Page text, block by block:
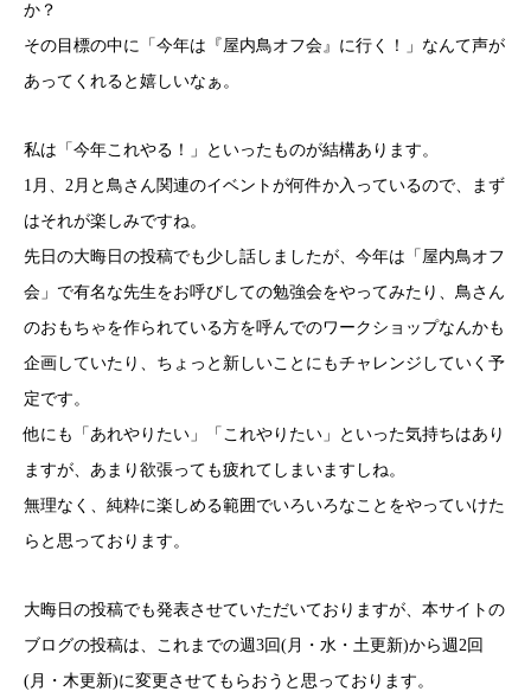
か？
その目標の中に「今年は『屋内鳥オフ会』に行く！」なんて声が
あってくれると嬉しいなぁ。
私は「今年これやる！」といったものが結構あります。
1月、2月と鳥さん関連のイベントが何件か入っているので、まず
はそれが楽しみですね。
先日の大晦日の投稿でも少し話しましたが、今年は「屋内鳥オフ
会」で有名な先生をお呼びしての勉強会をやってみたり、鳥さん
のおもちゃを作られている方を呼んでのワークショップなんかも
企画していたり、ちょっと新しいことにもチャレンジしていく予
定です。
他にも「あれやりたい」「これやりたい」といった気持ちはあり
ますが、あまり欲張っても疲れてしまいますしね。
無理なく、純粋に楽しめる範囲でいろいろなことをやっていけた
らと思っております。
大晦日の投稿でも発表させていただいておりますが、本サイトの
ブログの投稿は、これまでの週3回(月・水・土更新)から週2回
(月・木更新)に変更させてもらおうと思っております。